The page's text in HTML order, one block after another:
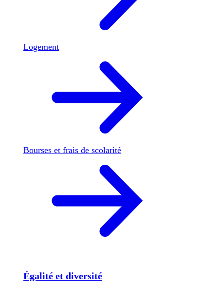
Logement
Bourses et frais de scolarité
Égalité et diversité